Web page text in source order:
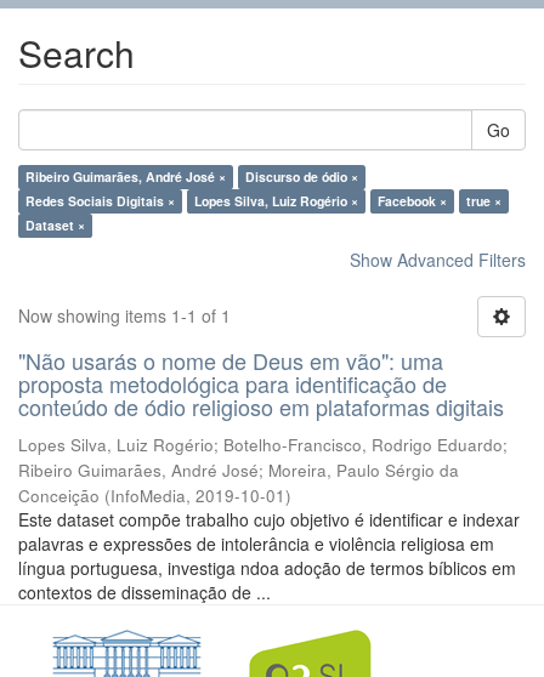
Search
Go
Ribeiro Guimarães, André José ×
Discurso de ódio ×
Redes Sociais Digitais ×
Lopes Silva, Luiz Rogério × Facebook ×
true ×
Dataset ×
Show Advanced Filters
Now showing items 1-1 of 1
"Não usarás o nome de Deus em vão": uma
proposta metodológica para identificação de
conteúdo de ódio religioso em plataformas digitais
Lopes Silva, Luiz Rogério; Botelho-Francisco, Rodrigo Eduardo;
Ribeiro Guimarães, André José; Moreira, Paulo Sérgio da
Conceição (InfoMedia, 2019-10-01)
Este dataset compõe trabalho cujo objetivo é identificar e indexar
palavras e expressões de intolerância e violência religiosa em
língua portuguesa, investiga ndoa adoção de termos bíblicos em
contextos de disseminação de ...